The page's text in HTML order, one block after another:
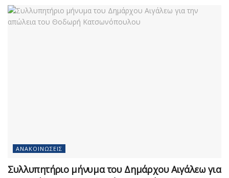
ΑΝΑΚΟΙΝΏΣΕΙΣ
Συλλυπητήριο μήνυμα του Δημάρχου Αιγάλεω για